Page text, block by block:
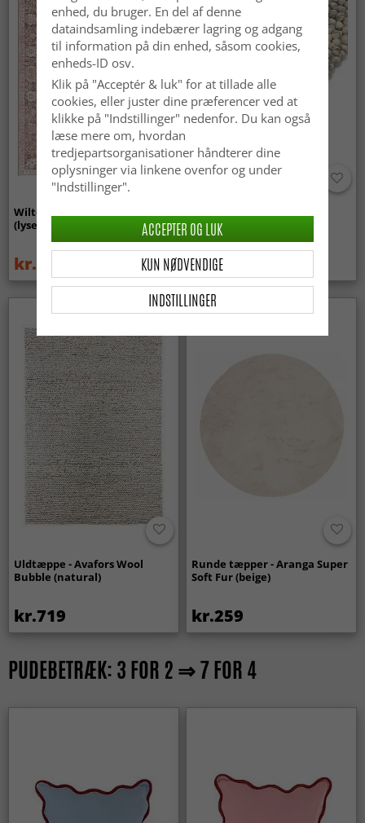
Wilton-tæppe - Gombalia
(lyserød)
kr.329
Bubble (grå/beige)
kr.719
Uldtæppe - Avafors Wool
Bubble (natural)
kr.719
Runde tæpper - Aranga Super
Soft Fur (beige)
kr.259
PUDEBETRÆK: 3 FOR 2 ⇒ 7 FOR 4
enhed, du bruger. En del af denne
dataindsamling indebærer lagring og adgang
til information på din enhed, såsom cookies,
enheds-ID osv.
Klik på "Acceptér & luk" for at tillade alle
cookies, eller juster dine præferencer ved at
klikke på "Indstillinger" nedenfor. Du kan også
læse mere om, hvordan
tredjepartsorganisationer håndterer dine
oplysninger via linkene ovenfor og under
"Indstillinger".
INDSTILLINGER
KUN NØDVENDIGE
ACCEPTER OG LUK